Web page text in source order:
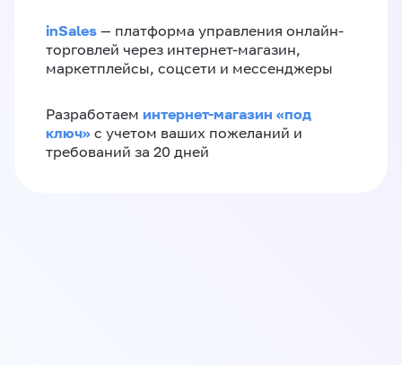
inSales — платформа управления онлайн-
торговлей через интернет-магазин,
маркетплейсы, соцсети и мессенджеры
Разработаем интернет-магазин «‎под
ключ»‎ с учетом ваших пожеланий и
требований за 20 дней